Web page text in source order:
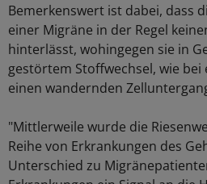
Bemerkenswert ist dabei, dass
einer Migräne in der Regel
hinterlässt, wohingegen sie in
gestörtem Stoffwechsel, wie bei
einen wandernden
"Mittlerweile wurde die
Reihe von Erkrankungen des
Unterschied zu